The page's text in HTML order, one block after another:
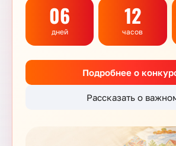
06
дней
12
часов
Подробнее о
Рассказать о